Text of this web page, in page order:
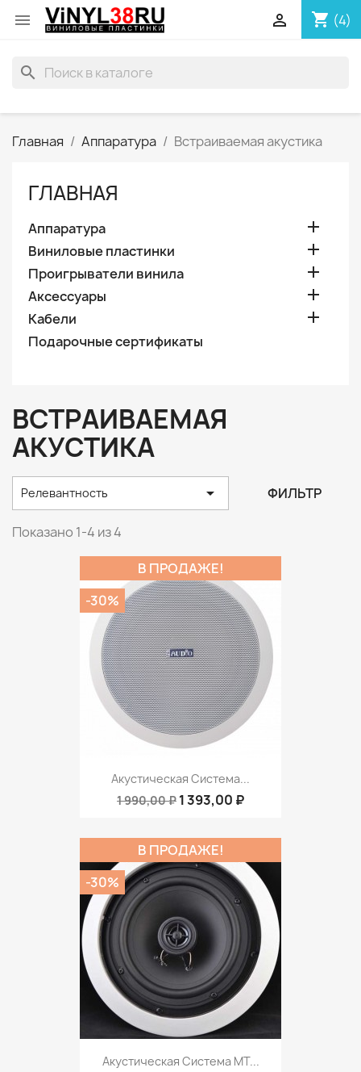
 shopping_cart (4)

search
Главная Аппаратура Встраиваемая акустика
ГЛАВНАЯ
Аппаратура 
Виниловые пластинки 
Проигрыватели винила 
Аксессуары 
Кабели 
Подарочные сертификаты
ВСТРАИВАЕМАЯ
АКУСТИКА
Релевантность  ФИЛЬТР
Показано 1-4 из 4
Акустическая Система...
1 990,00 ₽ 1 393,00 ₽
В ПРОДАЖЕ!
-30%
Акустическая Система MT...
В ПРОДАЖЕ!
-30%